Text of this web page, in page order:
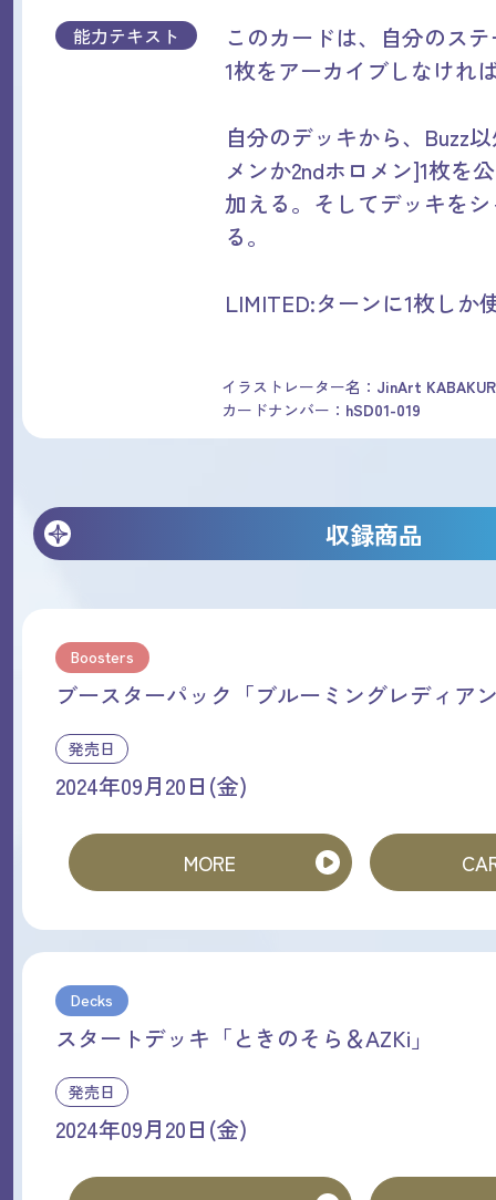
能力テキスト
このカードは、自分のス
1枚をアーカイブしなけれ
自分のデッキから、Buzz
メンか2ndホロメン]1枚を
加える。そしてデッキを
る。
LIMITED:ターンに1枚しか
イラストレーター名： JinArt
カードナンバー： hSD01-019
収録商品
Boosters
ブースターパック「ブルーミングレディア
発売日
2024年09月20日(金)
MORE
Decks
スタートデッキ「ときのそら＆AZKi」
発売日
2024年09月20日(金)